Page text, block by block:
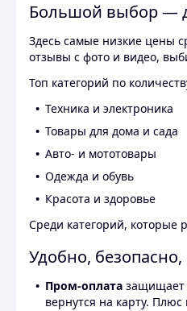
Большой выбор —
Здесь самые низкие цены
отзывы с фото и видео,
Топ категорий по
Техника и электроника
Товары для дома и сада
Авто- и мототовары
Одежда и обувь
Красота и здоровье
Среди категорий, которые
Удобно,
Пром-оплата защищает
вернутся на карту.